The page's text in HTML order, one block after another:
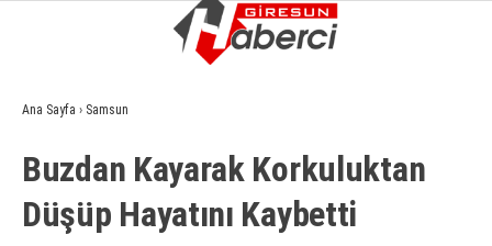
GÜNDEM
EKONOMI
Ana Sayfa › Samsun
Buzdan Kayarak Korkuluktan
Düşüp Hayatını Kaybetti̇